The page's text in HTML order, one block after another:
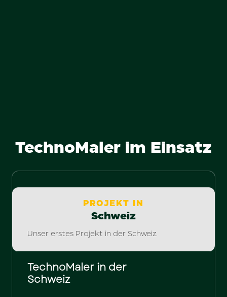
TechnoMaler im Einsatz
PROJEKT IN
Schweiz
Unser erstes Projekt in der Schweiz.
TechnoMaler in der
Schweiz